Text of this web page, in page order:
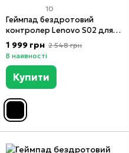
10
Геймпад бездротовий
контролер Lenovo S02 для
Nintendo Switch OLED, Switch
Lite, PC, Mobile
1 999 грн 2 548 грн
В наявності
Купити